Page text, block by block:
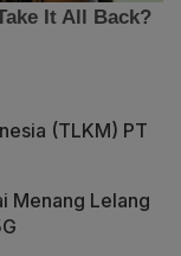
(TLKM) PT
Menang Lelang